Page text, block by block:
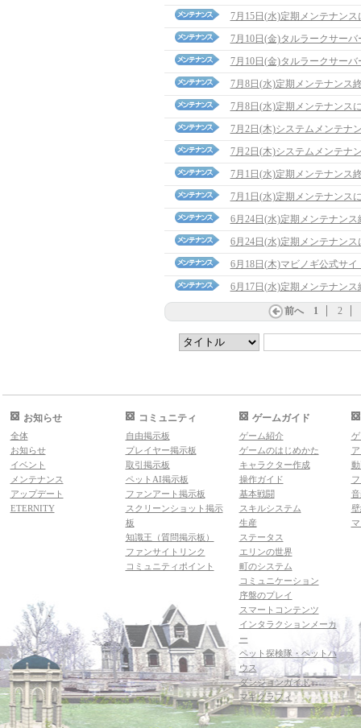
7月15日(水)定期メンテナンス
7月10日(金)タルラークサー
7月10日(金)タルラークサー
7月8日(水)定期メンテナンス
7月8日(水)定期メンテナンス
7月2日(木)システムメンテナ
7月2日(木)システムメンテナ
7月1日(水)定期メンテナンス
7月1日(水)定期メンテナンス
6月24日(水)定期メンテナン
6月24日(水)定期メンテナンス
6月18日(木)マビノギ公式サ
6月17日(水)定期メンテナン
前へ 1 2
お知らせ
全体
お知らせ
イベント
メンテナンス
アップデート
ETERNITY
コミュニティ
自由掲示板
プレイヤー掲示板
取引掲示板
ペットAI掲示板
ファンアート掲示板
スクリーンショット掲示
板
知識王（質問掲示板）
ファンサイトリンク
コミュニティポイント
ゲームガイド
ゲーム紹介
ゲームのはじめかた
キャラクター作成
操作ガイド
基本戦闘
スキルシステム
生産
ステータス
エリンの世界
町のシステム
コミュニケーション
序盤のプレイ
スマートコンテンツ
インタラクションメーカ
ー
ペット探検隊・ペットハ
ウス
ダンジョンガイド
マギグラフィ